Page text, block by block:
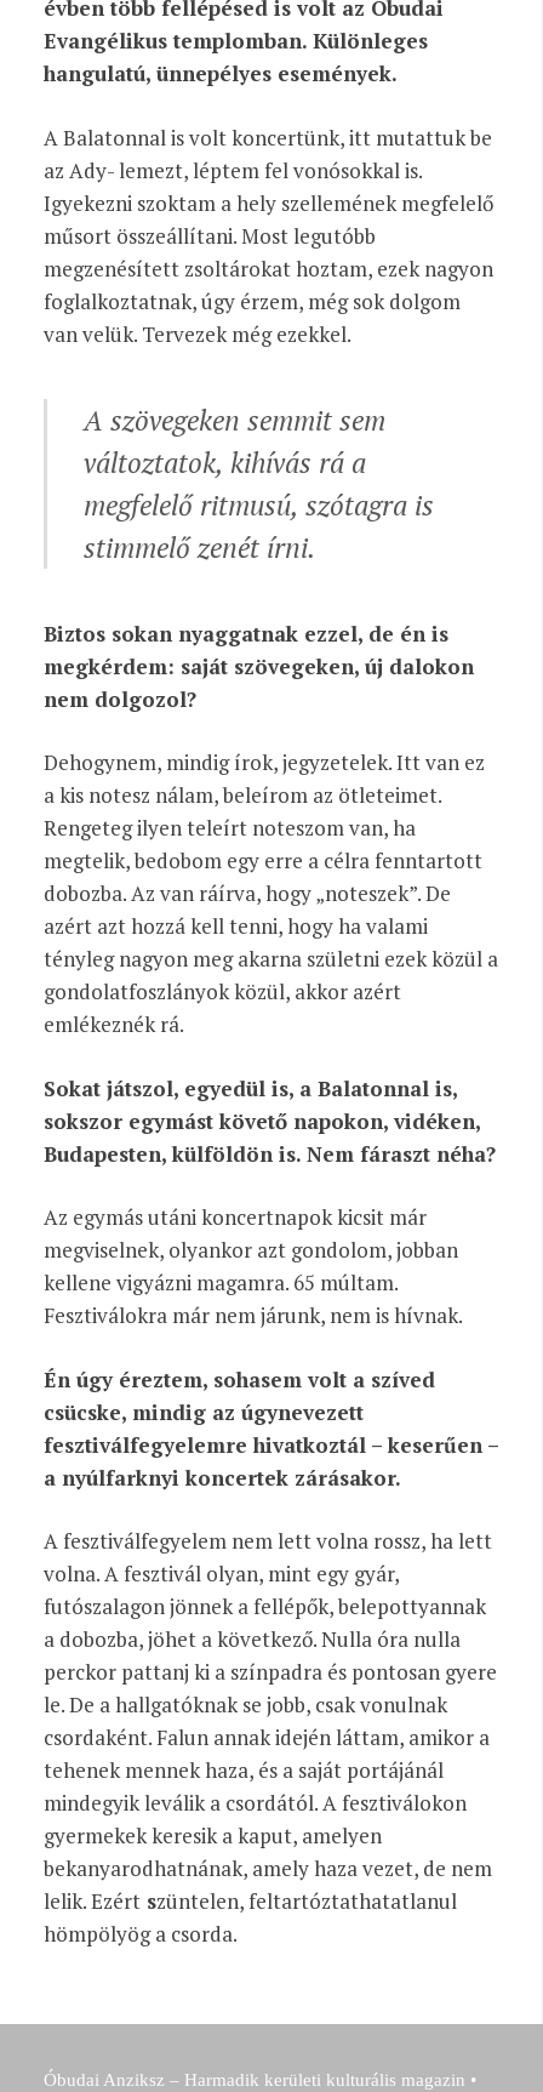
évben több fellépésed is volt az Óbudai
Evangélikus templomban. Különleges
hangulatú, ünnepélyes események.
A Balatonnal is volt koncertünk, itt mutattuk be
az Ady- lemezt, léptem fel vonósokkal is.
Igyekezni szoktam a hely szellemének megfelelő
műsort összeállítani. Most legutóbb
megzenésített zsoltárokat hoztam, ezek nagyon
foglalkoztatnak, úgy érzem, még sok dolgom
van velük. Tervezek még ezekkel.
A szövegeken semmit sem
változtatok, kihívás rá a
megfelelő ritmusú, szótagra is
stimmelő zenét írni.
Biztos sokan nyaggatnak ezzel, de én is
megkérdem: saját szövegeken, új dalokon
nem dolgozol?
Dehogynem, mindig írok, jegyzetelek. Itt van ez
a kis notesz nálam, beleírom az ötleteimet.
Rengeteg ilyen teleírt noteszom van, ha
megtelik, bedobom egy erre a célra fenntartott
dobozba. Az van ráírva, hogy „noteszek”. De
azért azt hozzákelltenni, hogy ha valami
tényleg nagyon meg akarna születni ezek közül a
gondolatfoszlányok közül, akkor azért
emlékeznék rá.
Sokat játszol, egyedül is, a Balatonnal is,
sokszor egymást követő napokon, vidéken,
Budapesten, külföldön is. Nem fáraszt néha?
Az egymás utáni koncertnapok kicsit már
megviselnek, olyankor azt gondolom, jobban
kellene vigyázni magamra. 65 múltam.
Fesztiválokra már nem járunk, nem is hívnak.
Én úgy éreztem, sohasem volt a szíved
csücske, mindig az úgynevezett
fesztiválfegyelemre hivatkoztál – keserűen –
a nyúlfarknyi koncertek zárásakor.
A fesztiválfegyelem nem lett volna rossz, ha lett
volna. A fesztivál olyan, mint egy gyár,
futószalagon jönnek a fellépők, belepottyannak
a dobozba, jöhet a következő. Nulla óra nulla
perckor pattanj ki a színpadra és pontosan gyere
le. De a hallgatóknak se jobb, csak vonulnak
csordaként. Falun annak idején láttam, amikor a
tehenek mennek haza, és a saját portájánál
mindegyik leválik a csordától. A fesztiválokon
gyermekek keresik a kaput, amelyen
bekanyarodhatnának, amely haza vezet, de nem
lelik. Ezértszüntelen, feltartóztathatatlanul
hömpölyög a csorda.
Óbudai Anziksz – Harmadik kerületi kulturális magazin •